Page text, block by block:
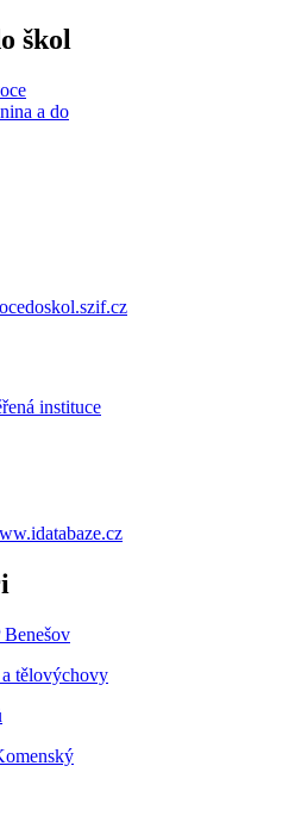
škol
tělovýchovy